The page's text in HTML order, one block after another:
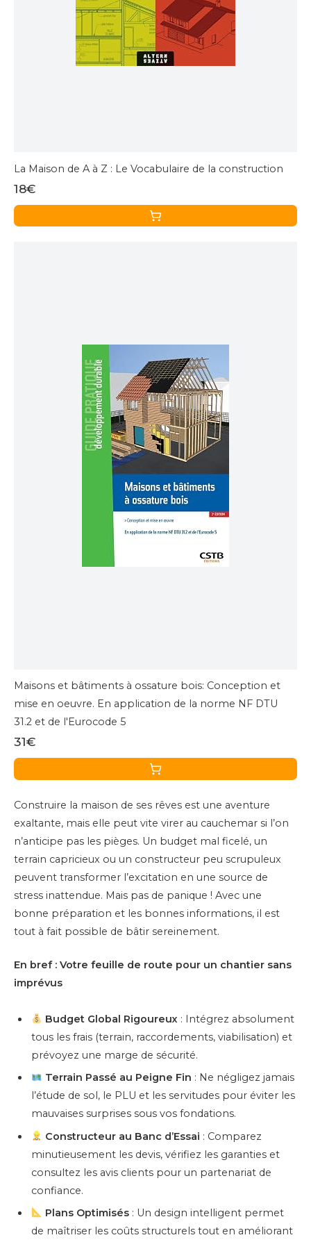
La Maison de A à Z : Le Vocabulaire de la construction
18€
Maisons et bâtiments à ossature bois: Conception et
mise en oeuvre. En application de la norme NF DTU
31.2 et de l'Eurocode 5
31€
Construire la maison de ses rêves est une aventure
exaltante, mais elle peut vite virer au cauchemar si l’on
n’anticipe pas les pièges. Un budget mal ficelé, un
terrain capricieux ou un constructeur peu scrupuleux
peuvent transformer l’excitation en une source de
stress inattendue. Mais pas de panique ! Avec une
bonne préparation et les bonnes informations, il est
tout à fait possible de bâtir sereinement.
En bref : Votre feuille de route pour un chantier sans
imprévus
Budget Global Rigoureux : Intégrez absolument
tous les frais (terrain, raccordements, viabilisation) et
prévoyez une marge de sécurité.
Terrain Passé au Peigne Fin : Ne négligez jamais
l’étude de sol, le PLU et les servitudes pour éviter les
mauvaises surprises sous vos fondations.
Constructeur au Banc d’Essai : Comparez
minutieusement les devis, vérifiez les garanties et
consultez les avis clients pour un partenariat de
confiance.
Plans Optimisés : Un design intelligent permet
de maîtriser les coûts structurels tout en améliorant